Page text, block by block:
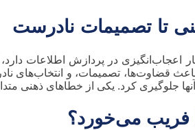
تا تصمیمات نادرست
اعجاب‌انگیزی در پردازش اطلاعات
باعث قضاوت‌ها، تصمیمات، و
آنها جلوگیری کرد. یکی از خطاهای ذهنی
فریب می‌خورد؟